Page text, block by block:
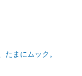
たまにムック。